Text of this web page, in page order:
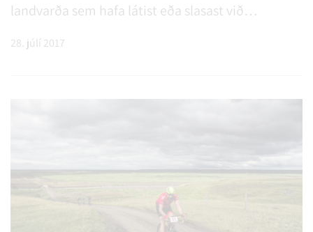
landvarða sem hafa látist eða slasast við
látið lífið við störf sem snúa að verndun náttúru
sem landverðir eiga m.a. í stríði við veiðiþjófa og
28. júlí 2017